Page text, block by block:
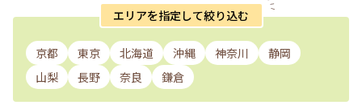
エリアを指定して絞り込む
京都 東京 北海道 沖縄 神奈川
静岡
山梨
長野 奈良 鎌倉